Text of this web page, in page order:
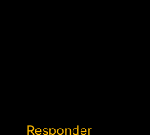
Responder